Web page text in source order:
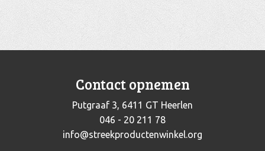
Contact opnemen
Putgraaf 3, 6411 GT Heerlen
046 - 20 211 78
info@streekproductenwinkel.org